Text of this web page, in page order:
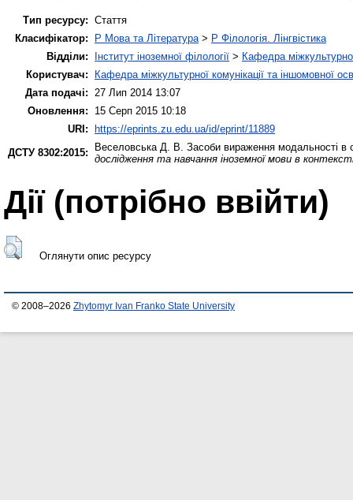
Тип ресурсу: Стаття
Класифікатор:
P Мова та Література > P Філологія. Лінгвістика
Відділи:
Інститут іноземної філології > Кафедра
Користувач:
Кафедра міжкультурної комунікації та іншомовної
Дата подачі:
27 Лип 2014 13:07
Оновлення:
15 Серп 2015 10:18
URI: https://eprints.zu.edu.ua/id/eprint/11889
ДСТУ 8302:2015:
Веселовська Д. В. Засоби вираження модальності в
дослідження та навчання іноземної мови в
Дії ​​(потрібно ввійти)
Оглянути опис ресурсу
© 2008–2026 Zhytomyr Ivan Franko State University